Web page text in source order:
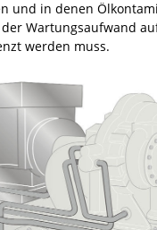
und in denen
Wartungsaufwand
werden muss.